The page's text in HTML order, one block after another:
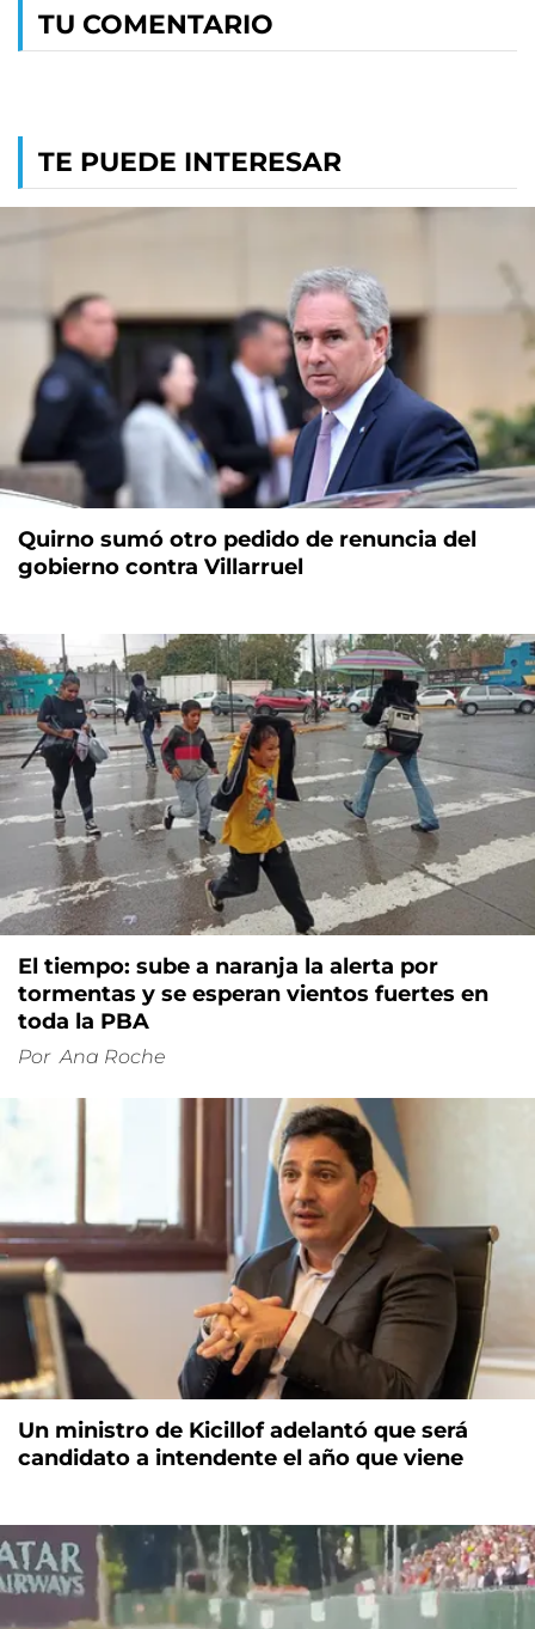
TU COMENTARIO
TE PUEDE INTERESAR
Quirno sumó otro pedido de renuncia del
gobierno contra Villarruel
El tiempo: sube a naranja la alerta por
tormentas y se esperan vientos fuertes en
toda la PBA
Por Ana Roche
Un ministro de Kicillof adelantó que será
candidato a intendente el año que viene